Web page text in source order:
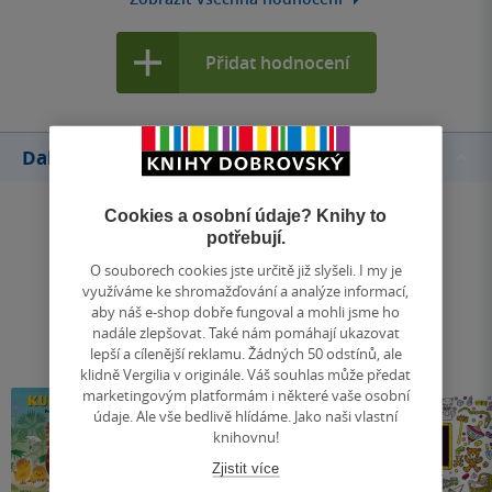
Přidat hodnocení
Další knihy autora
Cookies a osobní údaje? Knihy to
potřebují.
O souborech cookies jste určitě již slyšeli. I my je
využíváme ke shromažďování a analýze informací,
aby náš e-shop dobře fungoval a mohli jsme ho
nadále zlepšovat. Také nám pomáhají ukazovat
lepší a cílenější reklamu. Žádných 50 odstínů, ale
klidně Vergilia v originále. Váš souhlas může předat
marketingovým platformám i některé vaše osobní
údaje. Ale vše bedlivě hlídáme. Jako naši vlastní
knihovnu!
Zjistit více